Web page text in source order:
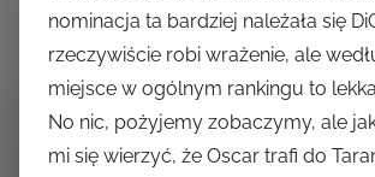
nominacja ta bardziej należała się
rzeczywiście robi wrażenie, ale
miejsce w ogólnym rankingu to
No nic, pożyjemy zobaczymy, ale
mi się wierzyć, że Oscar trafi do